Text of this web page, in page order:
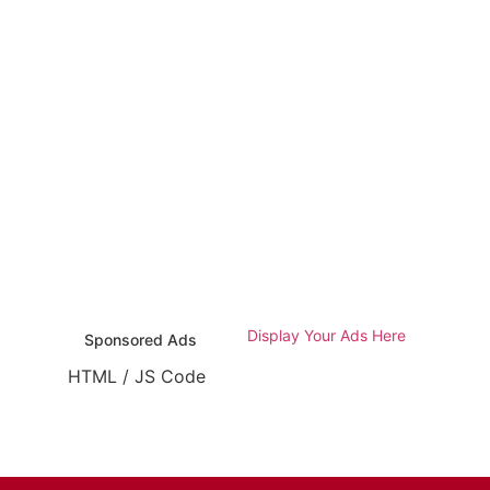
Sponsored Ads Display Your Ads Here
HTML / JS Code